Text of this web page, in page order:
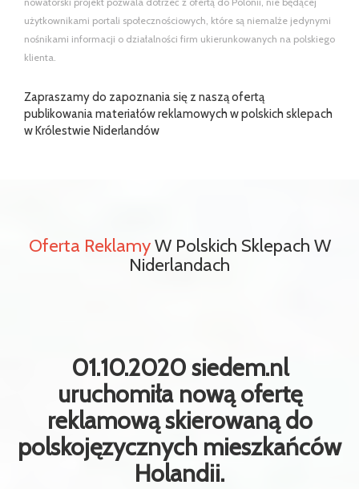
użytkownikami portali społecznościowych, które są niemalże jedynymi
nośnikami informacji o działalności firm ukierunkowanych na polskiego
klienta.
Zapraszamy do zapoznania się z naszą ofertą
publikowania materiałów reklamowych w polskich sklepach
w Królestwie Niderlandów
Oferta ReklamyW Polskich Sklepach W
Niderlandach
01.10.2020 siedem.nl
uruchomiła nową ofertę
reklamową skierowaną do
polskojęzycznych mieszkańców
Holandii.